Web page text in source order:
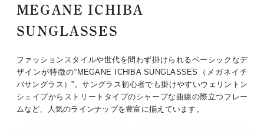
MEGANE ICHIBA
SUNGLASSES
ファッションスタイルや世代を問わず掛けられるベーシックなデ
ザインが特徴の“MEGANE ICHIBA SUNGLASSES（メガネイチ
バサングラス）”。サングラス初心者でも掛けやすいウェリントン
シェイプからストリートタイプのシャープな曲線の際立つフレー
ムなど、人気のラインナップを豊富に揃えています。